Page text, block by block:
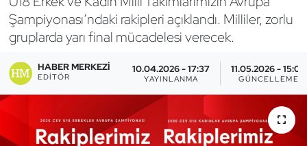
Şampiyonası’ndaki rakipleri açıklandı. Milliler, zorlu
gruplarda yarı final mücadelesi verecek.
HABER MERKEZI
EDITÖR
10.04.2026 - 17:37
YAYINLANMA
11.05.2026 - 15:03
GÜNCELLEME
Boks
Briç
Buz Hokeyi
Buz Pateni